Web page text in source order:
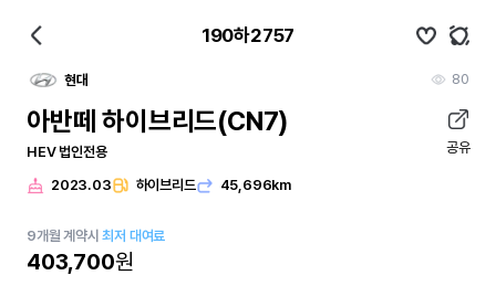
190하2757
현대 80
아반떼 하이브리드(CN7)
HEV 법인전용 공유
2023.03 하이브리드 45,696km
9개월 계약시최저 대여료
403,700원